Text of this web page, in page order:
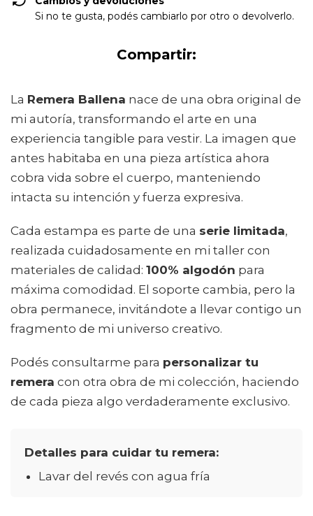
Si no te gusta, podés cambiarlo por otro o devolverlo.
Compartir:
La Remera Ballena nace de una obra original de
mi autoría, transformando el arte en una
experiencia tangible para vestir. La imagen que
antes habitaba en una pieza artística ahora
cobra vida sobre el cuerpo, manteniendo
intacta su intención y fuerza expresiva.
Cada estampa es parte de una serie limitada,
realizada cuidadosamente en mi taller con
materiales de calidad: 100% algodón para
máxima comodidad. El soporte cambia, pero la
obra permanece, invitándote a llevar contigo un
fragmento de mi universo creativo.
Podés consultarme para personalizar tu
remera con otra obra de mi colección, haciendo
de cada pieza algo verdaderamente exclusivo.
Detalles para cuidar tu remera:
Lavar del revés con agua fría